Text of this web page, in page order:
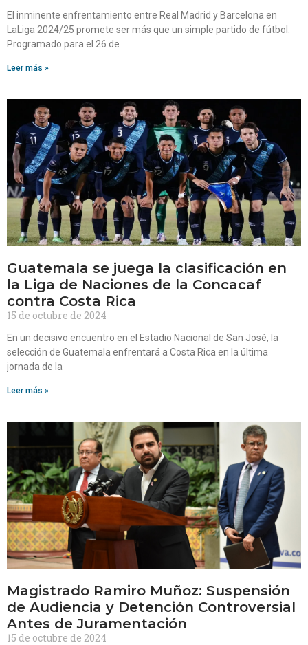
El inminente enfrentamiento entre Real Madrid y Barcelona en
LaLiga 2024/25 promete ser más que un simple partido de fútbol.
Programado para el 26 de
Leer más »
Guatemala se juega la clasificación en
la Liga de Naciones de la Concacaf
contra Costa Rica
15 de octubre de 2024
En un decisivo encuentro en el Estadio Nacional de San José, la
selección de Guatemala enfrentará a Costa Rica en la última
jornada de la
Leer más »
Magistrado Ramiro Muñoz: Suspensión
de Audiencia y Detención Controversial
Antes de Juramentación
15 de octubre de 2024